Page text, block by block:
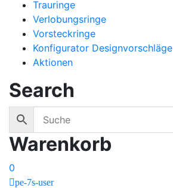
Trauringe
Verlobungsringe
Vorsteckringe
Konfigurator Designvorschläge
Aktionen
Search
Warenkorb
0
pe-7s-user